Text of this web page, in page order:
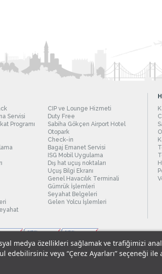
medya özellikleri sağlamak ve trafiğimizi
veya “Çerez Ayarları” seçeneği ile
CIP ve Lounge Hizmeti
Servisi
Duty Free
Programı
Sabiha Gökçen Airport Hotel
Otopark
Check-in
Bagaj Emanet Servisi
ISG Mobil Uygulama
Dış hat uçuş noktaları
Uçuş Bilgi Ekranı
Genel Havacılık Terminali
Gümrük İşlemleri
Seyahat Belgeleri
Gelen Yolcu İşlemleri